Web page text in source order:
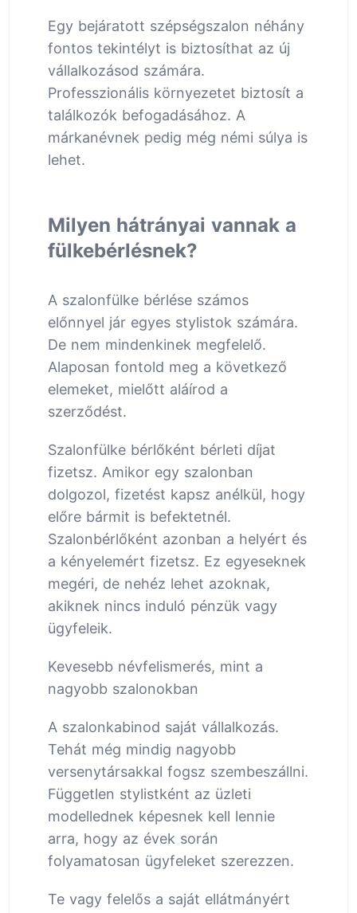
Egy bejáratott szépségszalon néhány
fontos tekintélyt is biztosíthat az új
vállalkozásod számára.
Professzionális környezetet biztosít a
találkozók befogadásához. A
márkanévnek pedig még némi súlya is
lehet.
Milyen hátrányai vannak a
fülkebérlésnek?
A szalonfülke bérlése számos
előnnyel jár egyes stylistok számára.
De nem mindenkinek megfelelő.
Alaposan fontold meg a következő
elemeket, mielőtt aláírod a
szerződést.
Szalonfülke bérlőként bérleti díjat
fizetsz. Amikor egy szalonban
dolgozol, fizetést kapsz anélkül, hogy
előre bármit is befektetnél.
Szalonbérlőként azonban a helyért és
a kényelemért fizetsz. Ez egyeseknek
megéri, de nehéz lehet azoknak,
akiknek nincs induló pénzük vagy
ügyfeleik.
Kevesebb névfelismerés, mint a
nagyobb szalonokban
A szalonkabinod saját vállalkozás.
Tehát még mindig nagyobb
versenytársakkal fogsz szembeszállni.
Független stylistként az üzleti
modellednek képesnek kell lennie
arra, hogy az évek során
folyamatosan ügyfeleket szerezzen.
Te vagy felelős a saját ellátmányért